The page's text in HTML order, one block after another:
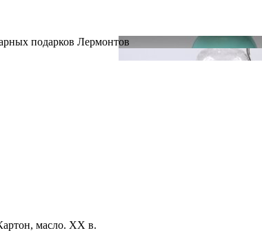
подарков Лермонтов
масло. XX в.